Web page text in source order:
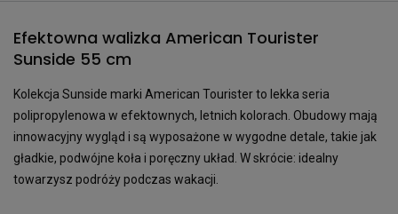
Efektowna walizka American Tourister
Sunside 55 cm
Kolekcja Sunside marki American Tourister to lekka seria
polipropylenowa w efektownych, letnich kolorach. Obudowy mają
innowacyjny wygląd i są wyposażone w wygodne detale, takie jak
gładkie, podwójne koła i poręczny układ. W skrócie: idealny
towarzysz podróży podczas wakacji.